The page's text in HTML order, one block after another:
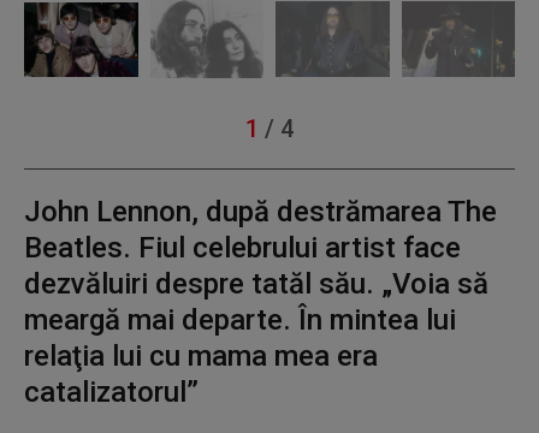
1 / 4
John Lennon, după destrămarea The
Beatles. Fiul celebrului artist face
dezvăluiri despre tatăl său. „Voia să
meargă mai departe. În mintea lui
relaţia lui cu mama mea era
catalizatorul”